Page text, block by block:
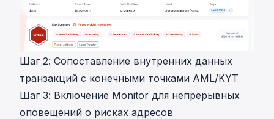
Шаг 2: Сопоставление внутренних данных
транзакций с конечными точками AML/KYT
Шаг 3: Включение Monitor для непрерывных
оповещений о рисках адресов